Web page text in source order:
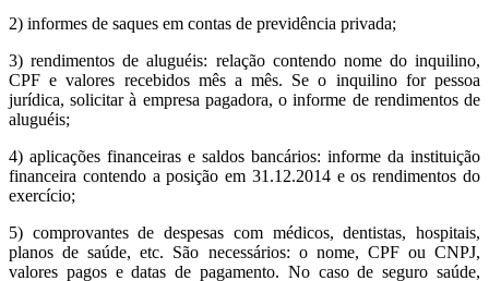
2) informes de saques em contas de previdência privada;
3) rendimentos de aluguéis: relação contendo nome do inquilino,
CPF e valores recebidos mês a mês. Se o inquilino for pessoa
jurídica, solicitar à empresa pagadora, o informe de rendimentos de
aluguéis;
4) aplicações financeiras e saldos bancários: informe da instituição
financeira contendo a posição em 31.12.2014 e os rendimentos do
exercício;
5) comprovantes de despesas com médicos, dentistas, hospitais,
planos de saúde, etc. São necessários: o nome, CPF ou CNPJ,
valores pagos e datas de pagamento. No caso de seguro saúde,